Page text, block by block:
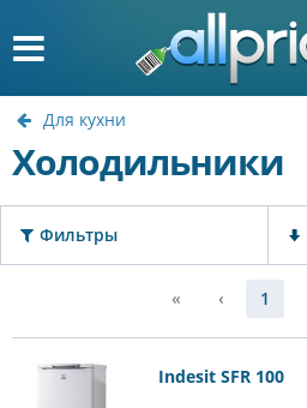
Для кухни
Холодильники
Фильтры
« ‹ 1
Indesit SFR 100